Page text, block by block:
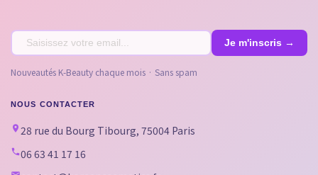
Nouveautés K-Beauty chaque mois · Sans spam
NOUS CONTACTER
28 rue du Bourg Tibourg, 75004 Paris
06 63 41 17 16